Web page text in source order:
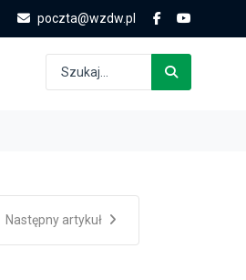
poczta@wzdw.pl
Następny artykuł